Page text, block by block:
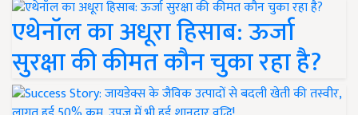
एथेनॉल का अधूरा हिसाब: ऊर्जा
सुरक्षा की कीमत कौन चुका रहा है?